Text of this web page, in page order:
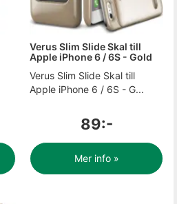
Verus Slim Slide Skal till
Apple iPhone 6 / 6S - Gold
Verus Slim Slide Skal till
Apple iPhone 6 / 6S - G...
89:-
Mer info »